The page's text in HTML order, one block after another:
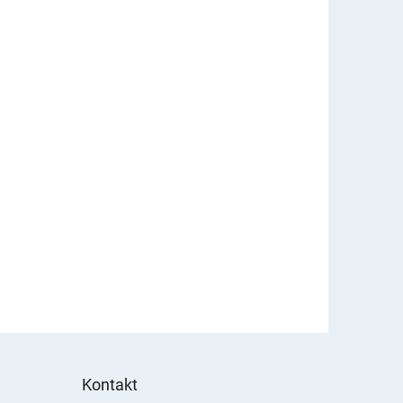
Kontakt